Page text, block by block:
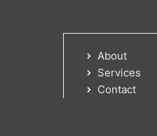
About
Services
Contact